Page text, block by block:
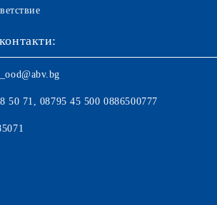
50 71, 08795 45 500 0886500777